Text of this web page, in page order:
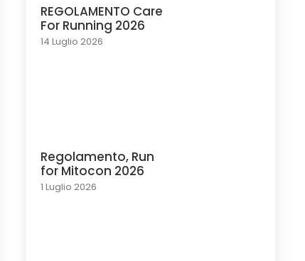
REGOLAMENTO Care
For Running 2026
14 Luglio 2026
Regolamento, Run
for Mitocon 2026
1 Luglio 2026